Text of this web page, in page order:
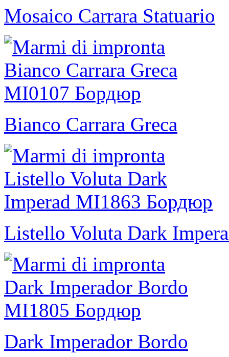
Mosaico Carrara Statuario
Bianco Carrara Greca
Listello Voluta Dark
Dark Imperador Bordo